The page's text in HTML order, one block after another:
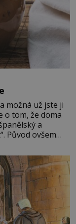
možná už jste ji
o tom, že doma
a
Původ ovšem
a k tomu